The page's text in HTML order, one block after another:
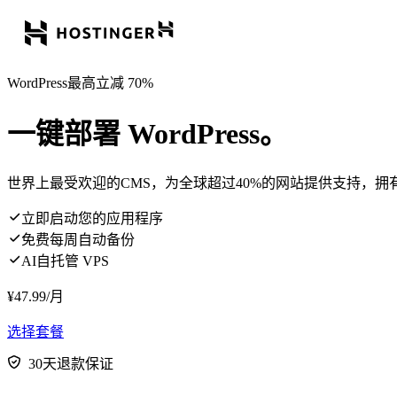
WordPress最高立减 70%
一键部署 WordPress。
世界上最受欢迎的CMS，为全球超过40%的网站提供支持，拥
立即启动您的应用程序
免费每周自动备份
AI自托管 VPS
¥47.99/月
选择套餐
30天退款保证